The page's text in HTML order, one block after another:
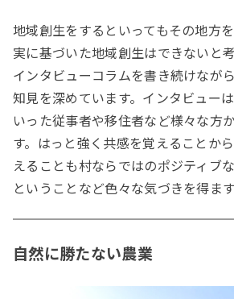
地域創生をするといってもその地方
実に基づいた地域創生はできないと
インタビューコラムを書き続けなが
知見を深めています。インタビュー
いった従事者や移住者など様々な方
す。はっと強く共感を覚えることか
えることも村ならではのポジティブ
ということなど色々な気づきを得ます
自然に勝たない農業